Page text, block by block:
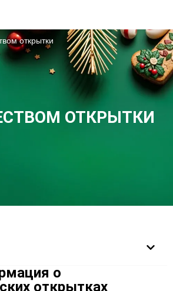
ОТКРЫТКИ
открытки
о
открытках